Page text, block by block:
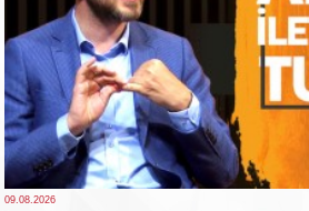
09.08.2026